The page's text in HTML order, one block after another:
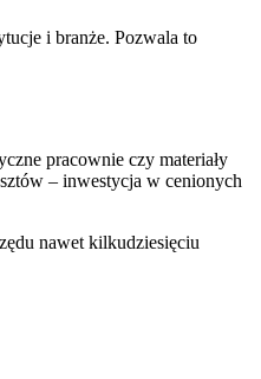
i branże. Pozwala to
pracownie czy materiały
– inwestycja w cenionych
nawet kilkudziesięciu